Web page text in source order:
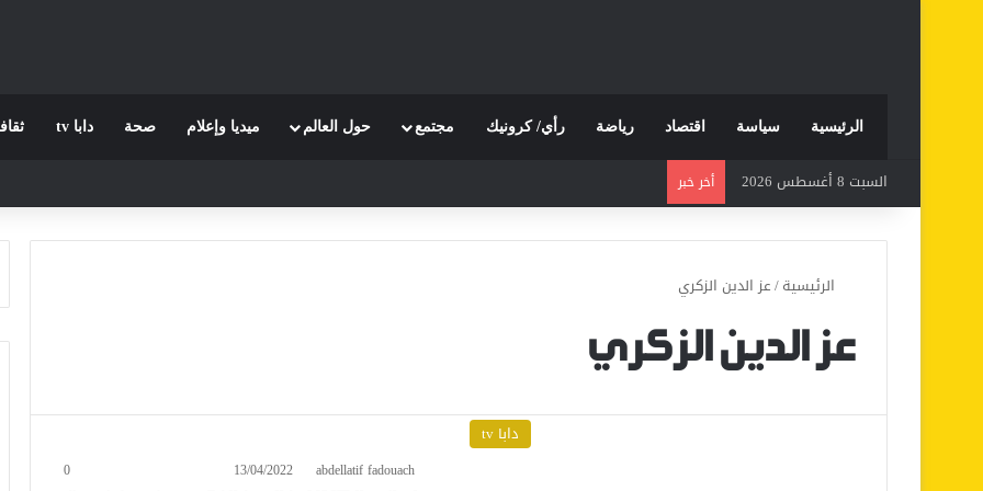
الرئيسية سياسة اقتصاد رياضة رأي/ كرونيك مجتمع حول العالم ميديا وإعلام صحة دابا tv
السبت 8 أغسطس 2026 أخر خبر
الرئيسية/عز الدين الزكري
عز الدين الزكري
دابا tv
abdellatif fadouach
13/04/2022
0